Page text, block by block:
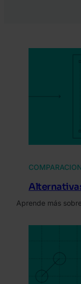
Aprende más